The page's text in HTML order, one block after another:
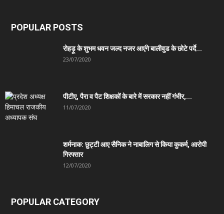
POPULAR POSTS
रोहड़ू के शुभम धवन जल्द नजर आएंगे बालीवुड के छोटे पर्दे...
23/07/2020
पीटीए, पैरा व पैट शिक्षकों के बारे में सरकार नहीं गंभीर,...
11/07/2020
शर्मनाक: छुट्टी आए सैनिक ने नाबालिग से किया कुकर्म, आरोपी
गिरफ्तार
12/07/2020
POPULAR CATEGORY